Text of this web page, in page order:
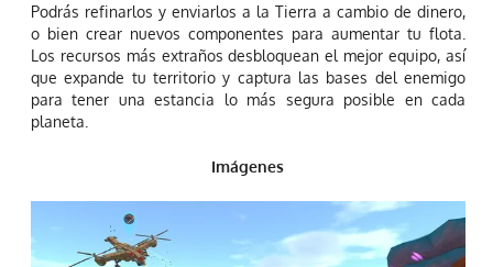
Podrás refinarlos y enviarlos a la Tierra a cambio de dinero,
o bien crear nuevos componentes para aumentar tu flota.
Los recursos más extraños desbloquean el mejor equipo, así
que expande tu territorio y captura las bases del enemigo
para tener una estancia lo más segura posible en cada
planeta.
Imágenes